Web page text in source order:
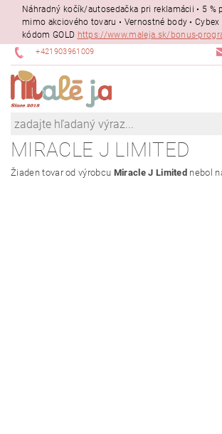
Náhradný kočík/autosedačka pri reklamácii • 5 %
mimo akciového tovaru • Vernostné body • Cybex
kódom GOLD https://www.maleja.sk/bonus-
+421903961009
MIRACLE J LIMITED
Žiaden tovar od výrobcu Miracle J Limited nebol